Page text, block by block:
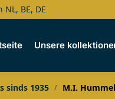
BE, DE
Unsere
sinds 1935 / M.I.